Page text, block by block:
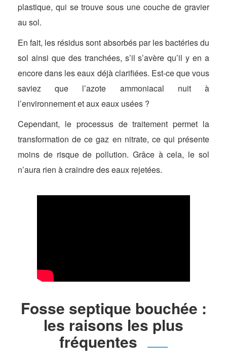
plastique, qui se trouve sous une couche de gravier
au sol.
En fait, les résidus sont absorbés par les bactéries du
sol ainsi que des tranchées, s’il s’avère qu’il y en a
encore dans les eaux déjà clarifiées. Est-ce que vous
saviez que l’azote ammoniacal nuit à
l’environnement et aux eaux usées ?
Cependant, le processus de traitement permet la
transformation de ce gaz en nitrate, ce qui présente
moins de risque de pollution. Grâce à cela, le sol
n’aura rien à craindre des eaux rejetées.
Fosse septique bouchée :
les raisons les plus
fréquentes